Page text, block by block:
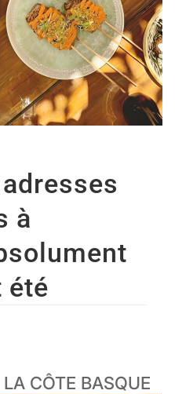
à
été
CÔTE BASQUE